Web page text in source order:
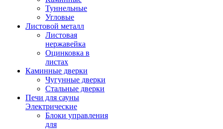
Туннельные
Угловые
Листовой металл
Листовая
нержавейка
Оцинковка в
листах
Каминные дверки
Чугунные дверки
Стальные дверки
Печи для сауны
Электрические
Блоки управления
для